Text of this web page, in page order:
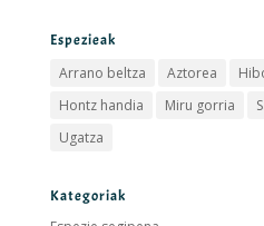
Espezieak
Arrano beltza Aztorea
Hontz handia
Miru gorria
Ugatza
Kategoriak